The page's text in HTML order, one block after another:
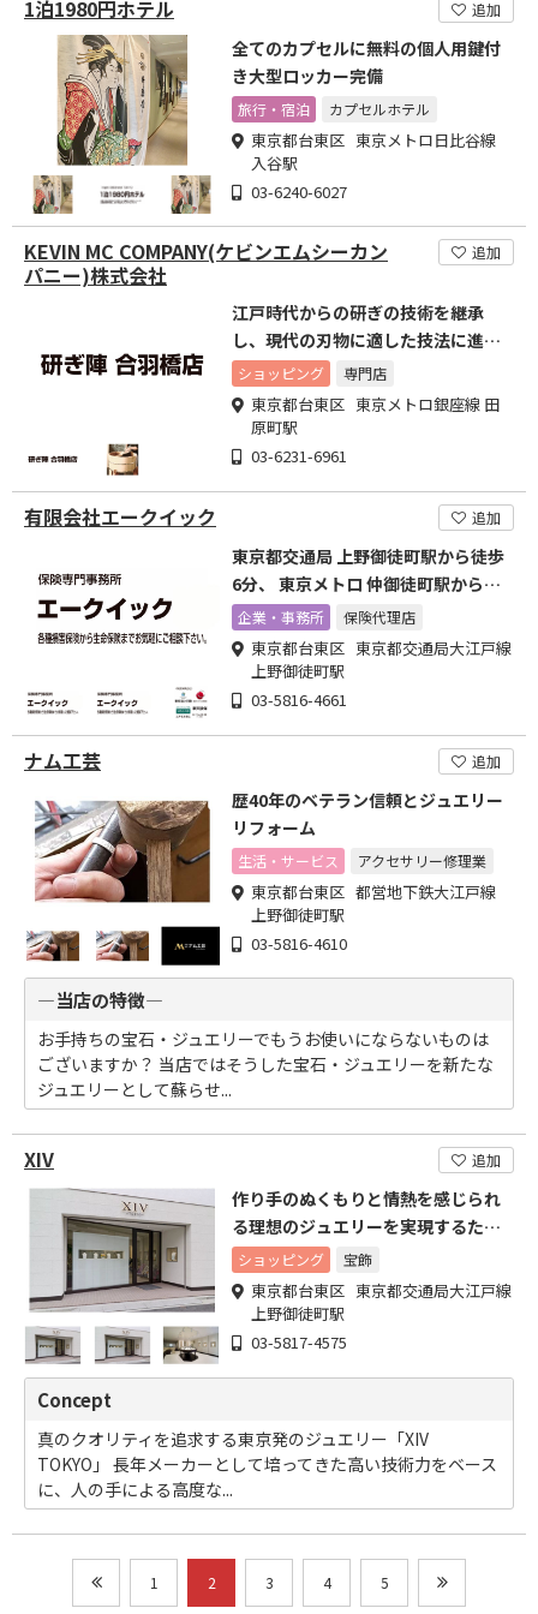
1泊1980円ホテル 追加
全てのカプセルに無料の個人用鍵付
き大型ロッカー完備
旅行・宿泊 カプセルホテル
東京都台東区 東京メトロ日比谷線
入谷駅
03-6240-6027
KEVIN MC COMPANY(ケビンエムシーカン
パニー)株式会社
追加
江戸時代からの研ぎの技術を継承
し、現代の刃物に適した技法に進化
させ提供
ショッピング 専門店
東京都台東区 東京メトロ銀座線 田
原町駅
03-6231-6961
有限会社エークイック 追加
東京都交通局 上野御徒町駅から徒歩
6分、 東京メトロ 仲御徒町駅から徒
歩3分の場所にございます
企業・事務所 保険代理店
東京都台東区 東京都交通局大江戸線
上野御徒町駅
03-5816-4661
ナム工芸 追加
歴40年のベテラン信頼とジュエリー
リフォーム
生活・サービス アクセサリー修理業
東京都台東区 都営地下鉄大江戸線
上野御徒町駅
03-5816-4610
―当店の特徴―
お手持ちの宝石・ジュエリーでもうお使いにならないものは
ございますか？ 当店ではそうした宝石・ジュエリーを新たな
ジュエリーとして蘇らせ...
XIV 追加
作り手のぬくもりと情熱を感じられ
る理想のジュエリーを実現するため
に生まれたブランドです
ショッピング 宝飾
東京都台東区 東京都交通局大江戸線
上野御徒町駅
03-5817-4575
Concept
真のクオリティを追求する東京発のジュエリー「XIV
TOKYO」 長年メーカーとして培ってきた高い技術力をベース
に、人の手による高度な...
1 2 3 4 5